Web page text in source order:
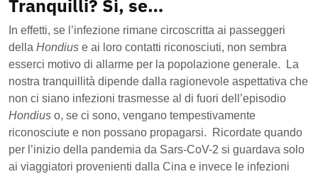
Tranquilli? Sì, se…
In effetti, se l’infezione rimane circoscritta ai passeggeri
della Hondius e ai loro contatti riconosciuti, non sembra
esserci motivo di allarme per la popolazione generale. La
nostra tranquillità dipende dalla ragionevole aspettativa che
non ci siano infezioni trasmesse al di fuori dell’episodio
Hondius o, se ci sono, vengano tempestivamente
riconosciute e non possano propagarsi. Ricordate quando
per l’inizio della pandemia da Sars-CoV-2 si guardava solo
ai viaggiatori provenienti dalla Cina e invece le infezioni